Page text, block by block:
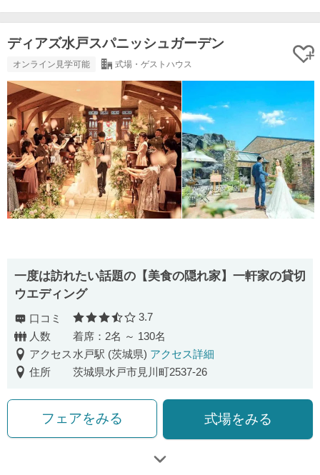
ディアズ水戸スパニッシュガーデン
オンライン見学可能 式場・ゲストハウス
一度は訪れたい話題の【美食の隠れ家】一軒家の貸切
ウエディング
口コミ 口コミ評価
3.7
人数
着席：2名 ～ 130名
アクセス 水戸駅 (茨城県) アクセス詳細
住所
茨城県水戸市見川町2537-26
フェアをみる 式場をみる